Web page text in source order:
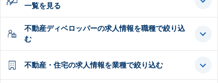
一覧を見る
不動産ディベロッパーの求人情報を職種で絞り込
む
不動産・住宅の求人情報を業種で絞り込む